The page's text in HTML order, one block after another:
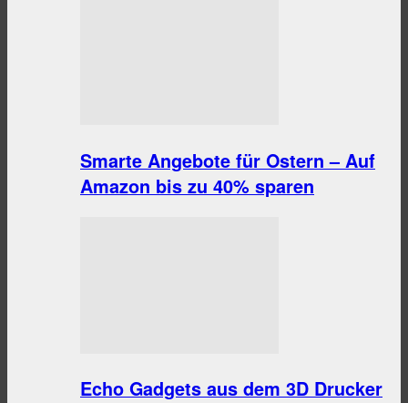
Smarte Angebote für Ostern – Auf
Amazon bis zu 40% sparen
Echo Gadgets aus dem 3D Drucker